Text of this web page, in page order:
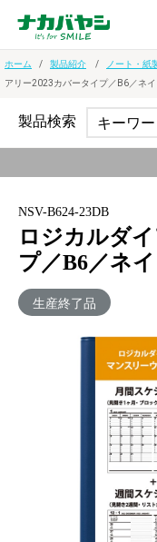
ホーム 製品紹介 ノート・紙
アリー2023カバータイプ／B6／ネイ
NSV-B624-23DB
ロジカルダ
プ／B6／ネ
生産終了品
カラーPVCカバ
リー。月間ブロッ
製品検索